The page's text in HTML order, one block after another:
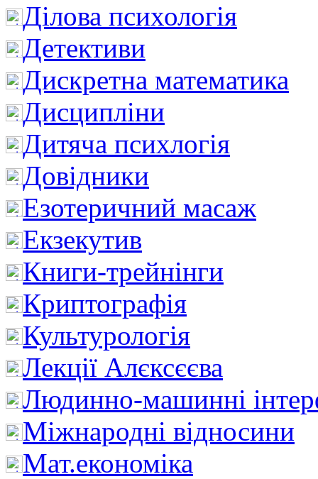
Ділова психологія
Детективи
Дискретна математика
Дисципліни
Дитяча психлогія
Довідники
Езотеричний масаж
Екзекутив
Книги-трейнінги
Криптографія
Культурологія
Лекції Алєксєєва
Людинно-машинні
Міжнародні відносини
Мат.економіка